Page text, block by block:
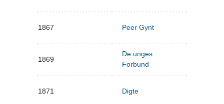
1867 Peer Gynt
1869
De unges
Forbund
1871 Digte